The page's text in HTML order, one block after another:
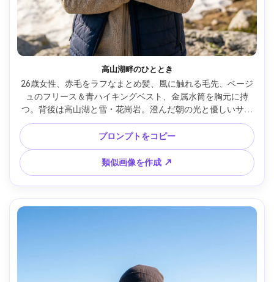
高山湖畔のひととき
26歳女性、赤毛をラフなまとめ髪、風に触れる毛先、ベージ
ュのフリース＆青ハイキングベスト、金属水筒を胸元に持
つ。背後は高山湖と雪・花崗岩。澄んだ朝の光と優しいサイ
ドライト、Nikon Z8、85mm f/1.8、湖を柔らかくぼかした清
潔な構図、中距離フレーミング、リラックス＆満足感ムー
ド、リアルな肌と自然なハイライト、エディトリアルな明瞭
感、高解像度 --ar 4:5
プロンプトをコピー
類似画像を作成 ↗